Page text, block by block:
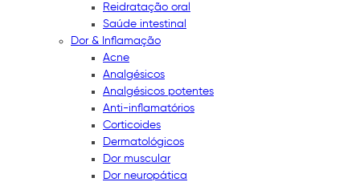
Reidratação oral
Saúde intestinal
Dor & Inflamação
Acne
Analgésicos
Analgésicos potentes
Anti-inflamatórios
Corticoides
Dermatológicos
Dor muscular
Dor neuropática